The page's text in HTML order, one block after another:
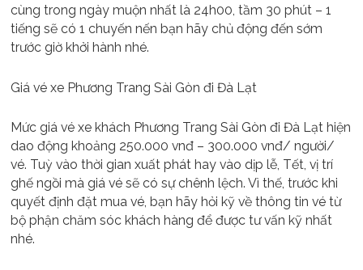
cùng trong ngày muộn nhất là 24h00, tầm 30 phút – 1
tiếng sẽ có 1 chuyến nến bạn hãy chủ động đến sớm
trước giờ khởi hành nhé.
Giá vé xe Phương Trang Sài Gòn đi Đà Lạt
Mức giá vé xe khách Phương Trang Sài Gòn đi Đà Lạt hiện
dao động khoảng 250.000 vnđ – 300.000 vnđ/ người/
vé. Tuỳ vào thời gian xuất phát hay vào dịp lễ, Tết, vị trí
ghế ngồi mà giá vé sẽ có sự chênh lệch. Vì thế, trước khi
quyết định đặt mua vé, bạn hãy hỏi kỹ về thông tin vé từ
bộ phận chăm sóc khách hàng để được tư vấn kỹ nhất
nhé.